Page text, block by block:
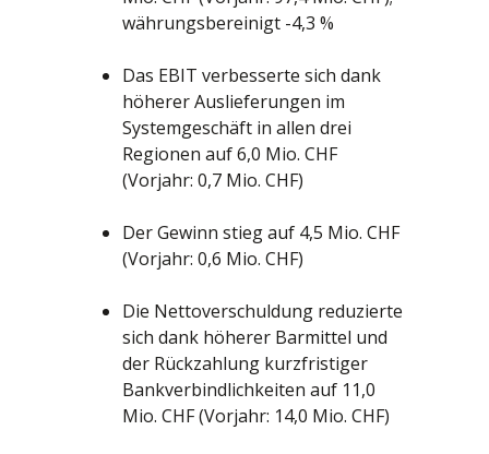
währungsbereinigt -4,3 %
Das EBIT verbesserte sich dank
höherer Auslieferungen im
Systemgeschäft in allen drei
Regionen auf 6,0 Mio. CHF
(Vorjahr: 0,7 Mio. CHF)
Der Gewinn stieg auf 4,5 Mio. CHF
(Vorjahr: 0,6 Mio. CHF)
Die Nettoverschuldung reduzierte
sich dank höherer Barmittel und
der Rückzahlung kurzfristiger
Bankverbindlichkeiten auf 11,0
Mio. CHF (Vorjahr: 14,0 Mio. CHF)